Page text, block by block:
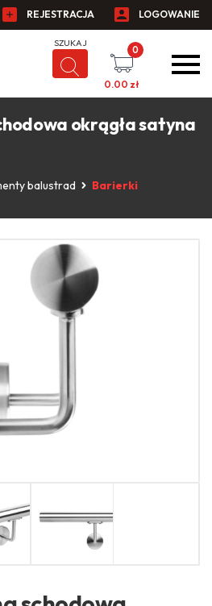
REJESTRACJA LOGOWANIE
0
0.00 zł
okrągła satyna
balustrad Barierki